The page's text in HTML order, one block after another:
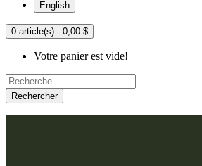
English
0 article(s) - 0,00 $
Votre panier est vide!
Rechercher